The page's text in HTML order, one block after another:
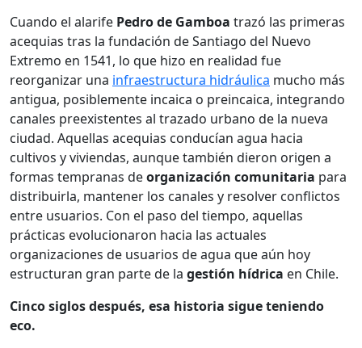
Cuando el alarife Pedro de Gamboa trazó las primeras
acequias tras la fundación de Santiago del Nuevo
Extremo en 1541, lo que hizo en realidad fue
reorganizar una infraestructura hidráulica mucho más
antigua, posiblemente incaica o preincaica, integrando
canales preexistentes al trazado urbano de la nueva
ciudad. Aquellas acequias conducían agua hacia
cultivos y viviendas, aunque también dieron origen a
formas tempranas deorganización comunitaria para
distribuirla, mantener los canales y resolver conflictos
entre usuarios. Con el paso del tiempo, aquellas
prácticas evolucionaron hacia las actuales
organizaciones de usuarios de agua que aún hoy
estructuran gran parte de la gestión hídrica en Chile.
Cinco siglos después, esa historia sigue teniendo
eco.